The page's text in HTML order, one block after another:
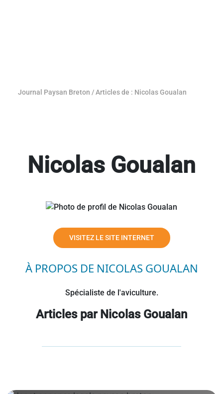
Journal Paysan Breton /Articles de : Nicolas Goualan
Nicolas Goualan
VISITEZ LE SITE INTERNET
À PROPOS DE NICOLAS GOUALAN
Spécialiste de l'aviculture.
Articles par Nicolas Goualan